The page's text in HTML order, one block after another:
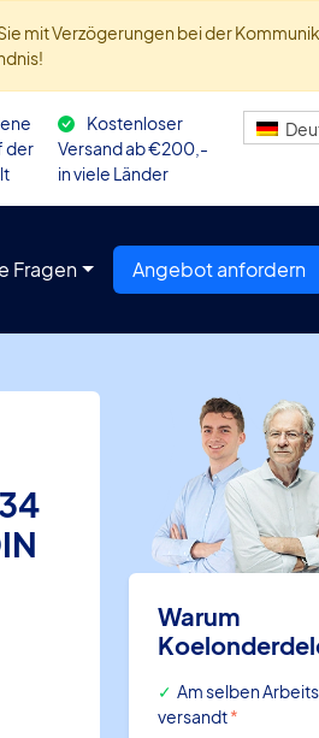
mit Verzögerungen bei der
der
Kostenloser
Versand ab €200,-
in viele Länder
Fragen Angebot anfordern
Warum
Am selben
versandt*